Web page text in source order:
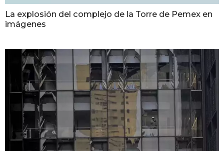
La explosión del complejo de la Torre de Pemex en
imágenes